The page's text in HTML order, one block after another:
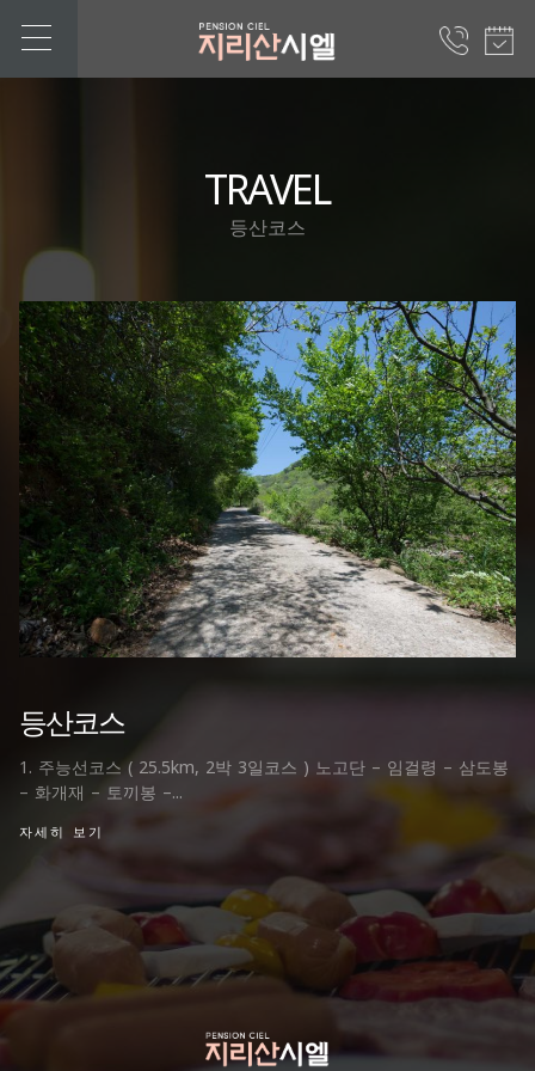
TRAVEL
등산코스
등산코스
1. 주능선코스 ( 25.5km, 2박 3일코스 ) 노고단 – 임걸령 – 삼도봉
– 화개재 – 토끼봉 –...
자세히 보기